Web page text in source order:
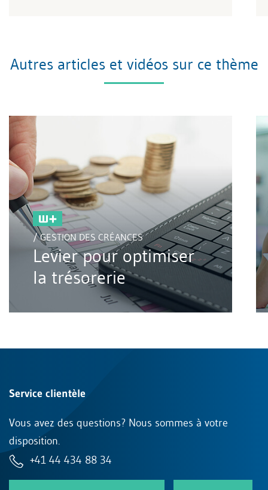
Autres articles et vidéos sur ce thème
/ GESTION DES CRÉANCES
Levier pour optimiser
la trésorerie
Service clientèle
Vous avez des questions? Nous sommes à votre
disposition.
+41 44 434 88 34